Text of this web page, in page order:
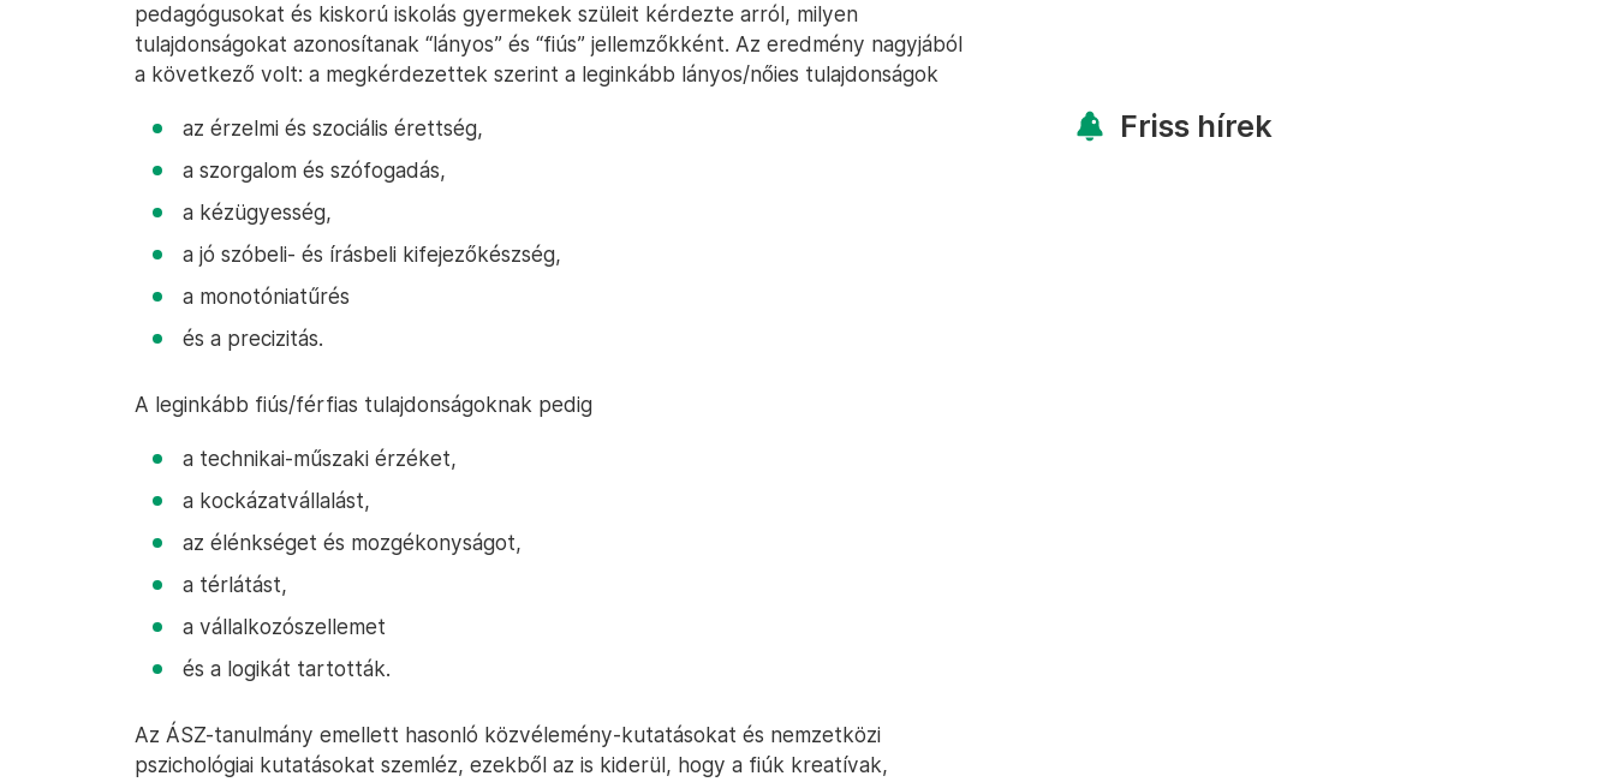
pedagógusokat és kiskorú iskolás gyermekek szüleit kérdezte arról, milyen
tulajdonságokat azonosítanak “lányos” és “fiús” jellemzőkként. Az eredmény nagyjából
a következő volt: a megkérdezettek szerint a leginkább lányos/nőies tulajdonságok
az érzelmi és szociális érettség,
a szorgalom és szófogadás,
a kézügyesség,
a jó szóbeli- és írásbeli kifejezőkészség,
a monotóniatűrés
és a precizitás.
A leginkább fiús/férfias tulajdonságoknak pedig
a technikai-műszaki érzéket,
a kockázatvállalást,
az élénkséget és mozgékonyságot,
a térlátást,
a vállalkozószellemet
és a logikát tartották.
Az ÁSZ-tanulmány emellett hasonló közvélemény-kutatásokat és nemzetközi
pszichológiai kutatásokat szemléz, ezekből az is kiderül, hogy a fiúk kreatívak,
Friss hírek